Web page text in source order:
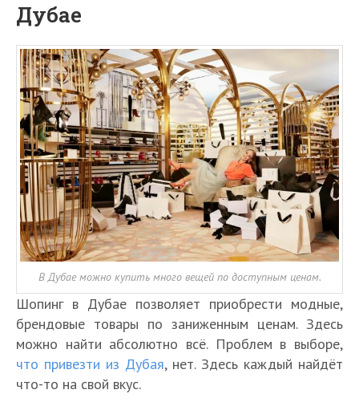
Дубае
В Дубае можно купить много вещей по доступным ценам.
Шопинг в Дубае позволяет приобрести модные,
брендовые товары по заниженным ценам. Здесь
можно найти абсолютно всё. Проблем в выборе,
что привезти из Дубая, нет. Здесь каждый найдёт
что-то на свой вкус.